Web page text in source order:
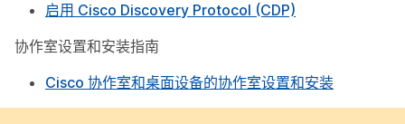
启用 Cisco Discovery Protocol (CDP)
协作室设置和安装指南
Cisco 协作室和桌面设备的协作室设置和安装